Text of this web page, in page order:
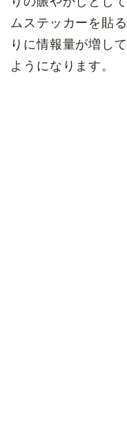
ムステッカーを貼
りに情報量が増し
ようになります。